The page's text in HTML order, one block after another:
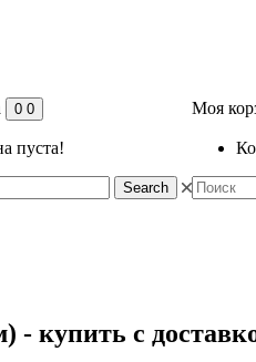
Моя
0 0
пуста!
Search
- купить с